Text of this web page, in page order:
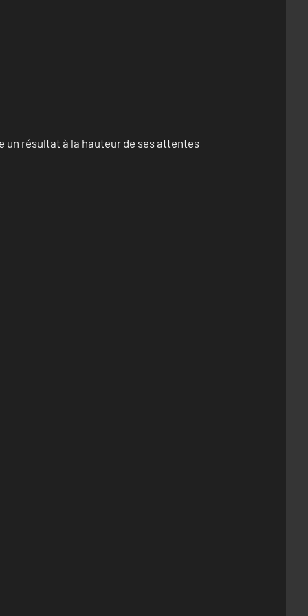
résultat à la hauteur de ses attentes